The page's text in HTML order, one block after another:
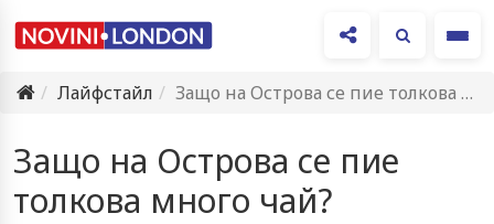
Лайфстайл
Защо на Острова се пие толкова много чай?
Защо на Острова се пие
толкова много чай?